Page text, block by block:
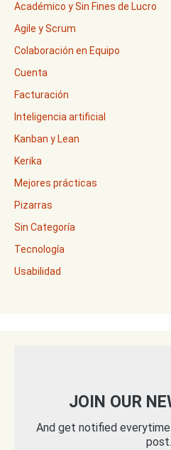
Académico y Sin Fines de Lucro
Agile y Scrum
Colaboración en Equipo
Cuenta
Facturación
Inteligencia artificial
Kanban y Lean
Kerika
Mejores prácticas
Pizarras
Sin Categoría
Tecnología
Usabilidad
JOIN OUR
And get notified
post.